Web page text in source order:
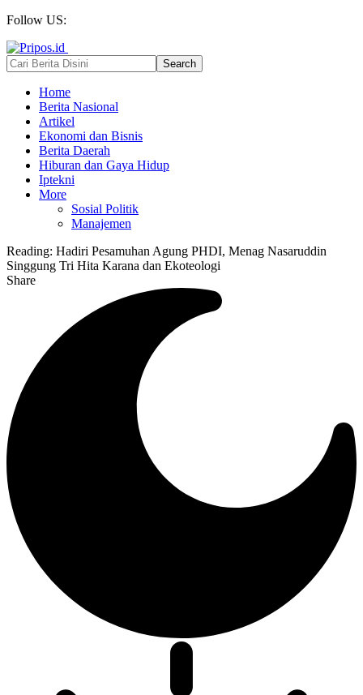
Follow US:
Home
Berita Nasional
Artikel
Ekonomi dan Bisnis
Berita Daerah
Hiburan dan Gaya Hidup
Iptekni
More
Sosial Politik
Manajemen
Reading: Hadiri Pesamuhan Agung PHDI, Menag Nasaruddin
Singgung Tri Hita Karana dan Ekoteologi
Share